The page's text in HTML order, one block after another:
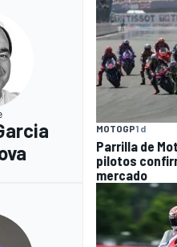
MOTOGP1 d
Parrilla de
pilotos
mercado